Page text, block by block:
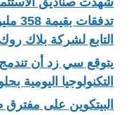
التابع لشركة بلاك
يتوقع سي زد أن
التكنولوجيا اليومية
البيتكوين على